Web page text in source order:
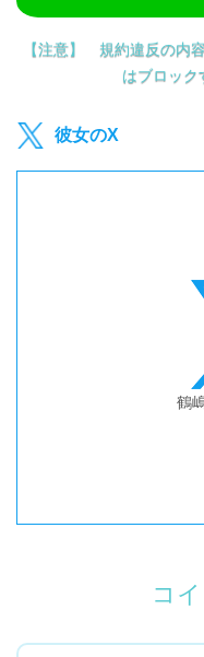
【注意】 規約違反の内
はブロック
彼女のX
鶴
コ